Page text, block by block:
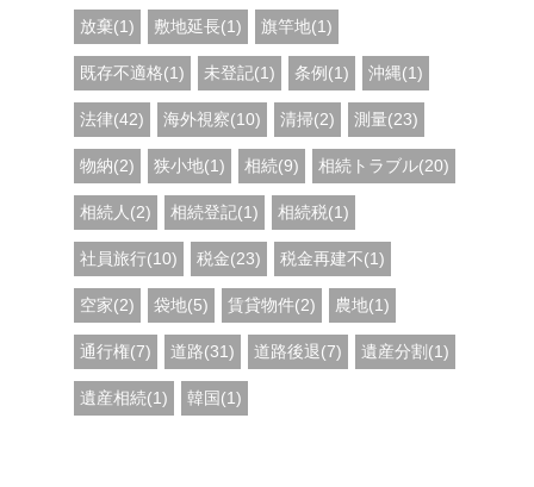
放棄(1) 敷地延長(1) 旗竿地(1)
既存不適格(1) 未登記(1) 条例(1) 沖縄(1)
法律(42) 海外視察(10) 清掃(2) 測量(23)
物納(2) 狭小地(1) 相続(9) 相続トラブル(20)
相続人(2) 相続登記(1) 相続税(1)
社員旅行(10) 税金(23) 税金再建不(1)
空家(2) 袋地(5) 賃貸物件(2) 農地(1)
通行権(7) 道路(31) 道路後退(7) 遺産分割(1)
遺産相続(1) 韓国(1)